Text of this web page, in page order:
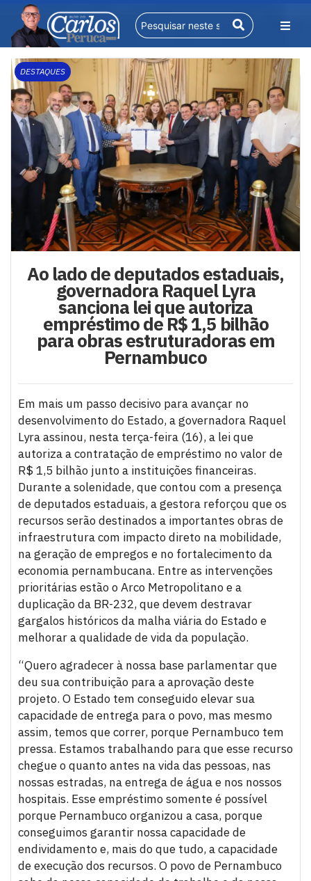
DESTAQUES
Ao lado de deputados estaduais,
governadora Raquel Lyra
sanciona lei que autoriza
empréstimo de R$ 1,5 bilhão
para obras estruturadoras em
Pernambuco
Em mais um passo decisivo para avançar no
desenvolvimento do Estado, a governadora Raquel
Lyra assinou, nesta terça-feira (16), a lei que
autoriza a contratação de empréstimo no valor de
R$ 1,5 bilhão junto a instituições financeiras.
Durante a solenidade, que contou com a presença
de deputados estaduais, a gestora reforçou que os
recursos serão destinados a importantes obras de
infraestrutura com impacto direto na mobilidade,
na geração de empregos e no fortalecimento da
economia pernambucana. Entre as intervenções
prioritárias estão o Arco Metropolitano e a
duplicação da BR-232, que devem destravar
gargalos históricos da malha viária do Estado e
melhorar a qualidade de vida da população.
“Quero agradecer à nossa base parlamentar que
deu sua contribuição para a aprovação deste
projeto. O Estado tem conseguido elevar sua
capacidade de entrega para o povo, mas mesmo
assim, temos que correr, porque Pernambuco tem
pressa. Estamos trabalhando para que esse recurso
chegue o quanto antes na vida das pessoas, nas
nossas estradas, na entrega de água e nos nossos
hospitais. Esse empréstimo somente é possível
porque Pernambuco organizou a casa, porque
conseguimos garantir nossa capacidade de
endividamento e, mais do que tudo, a capacidade
de execução dos recursos. O povo de Pernambuco